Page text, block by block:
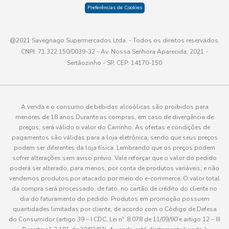
Preferências de Cookies
@2021 Savegnago Supermercados Ltda. - Todos os direitos reservados.
CNPJ: 71.322.150/0039-32 - Av. Nossa Senhora Aparecida, 2021 -
Sertãozinho - SP, CEP: 14170-150
A venda e o consumo de bebidas alcoólicas são proibidos para
menores de 18 anos.Durante as compras, em caso de divergência de
preços, será válido o valor do Carrinho. As ofertas e condições de
pagamentos são válidas para a loja eletrônica, sendo que seus preços
podem ser diferentes da loja física. Lembrando que os preços podem
sofrer alterações sem aviso prévio. Vale reforçar que o valor do pedido
poderá ser alterado, para menos, por conta de produtos variáveis; e não
vendemos produtos por atacado por meio do e-commerce. O valor total
da compra será processado, de fato, no cartão de crédito do cliente no
dia do faturamento do pedido. Produtos em promoção possuem
quantidades limitadas por cliente, de acordo com o Código de Defesa
do Consumidor (artigo 39 – I CDC, Lei nº. 8.078 de 11/09/90 e artigo 12 – III